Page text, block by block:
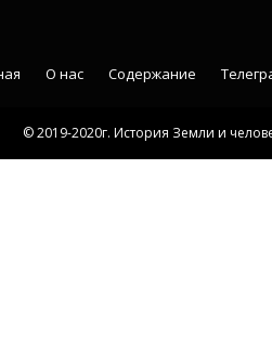
© 2019-2020г. История Земли и
О нас Содержание